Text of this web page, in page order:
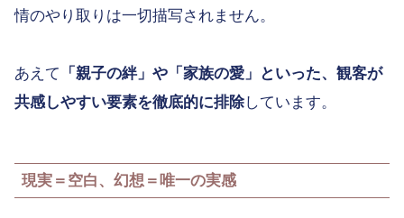
情のやり取りは一切描写されません。
あえて
「親子の絆」や「家族の愛」といった、観客が
共感しやすい要素を徹底的に排除しています。
現実＝空白、幻想＝唯一の実感